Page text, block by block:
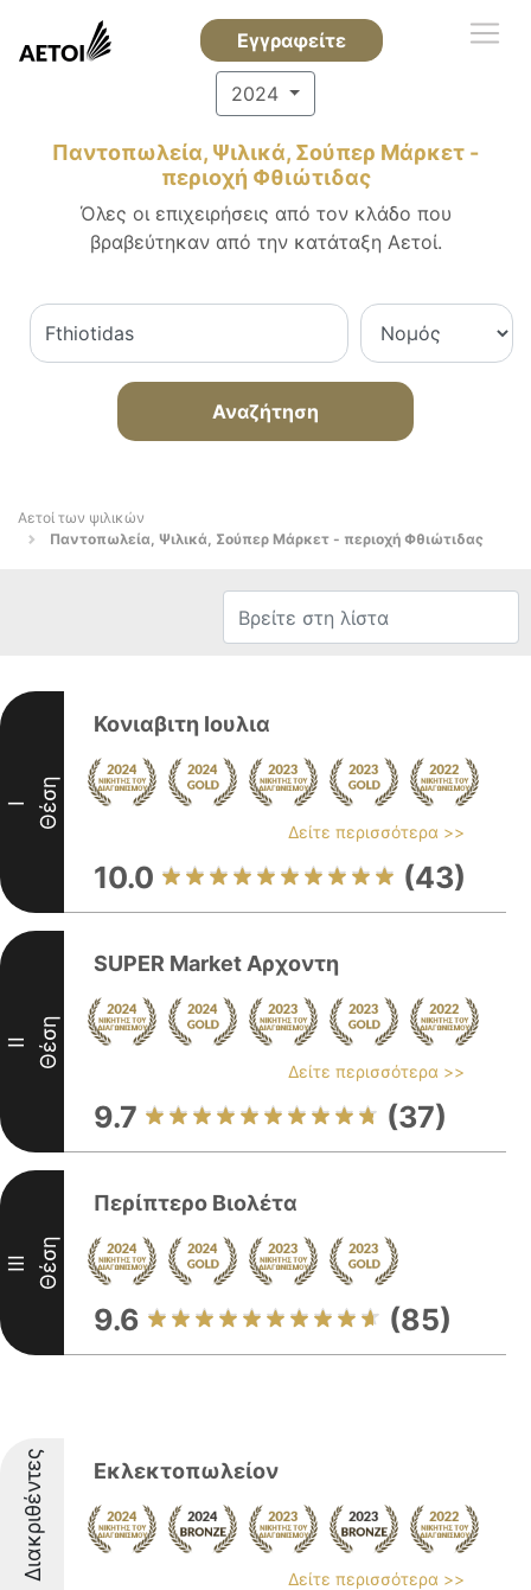
Εγγραφείτε
2024
Παντοπωλεία, Ψιλικά, Σούπερ Μάρκετ -
περιοχή Φθιώτιδας
Όλες οι επιχειρήσεις από τον κλάδο που
βραβεύτηκαν από την κατάταξη Αετοί.
Αναζήτηση
Αετοί των ψιλικών
Παντοπωλεία, Ψιλικά, Σούπερ Μάρκετ - περιοχή Φθιώτιδας
I Θέση
Κονιαβιτη Ιουλια
Δείτε περισσότερα >>
10.0 (43)
II Θέση
SUPER Market Αρχοντη
Δείτε περισσότερα >>
9.7 (37)
III Θέση
Περίπτερο Βιολέτα
9.6 (85)
Διακριθέντες Εκλεκτοπωλείον
Δείτε περισσότερα >>